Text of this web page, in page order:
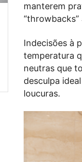
manterem
“throwbacks”
Indecisões à
temperatura
neutras que
desculpa
loucuras.